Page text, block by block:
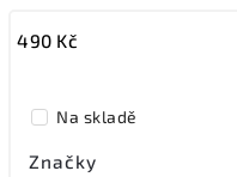
Nejdražší
490 Kč
Na skladě
Značky